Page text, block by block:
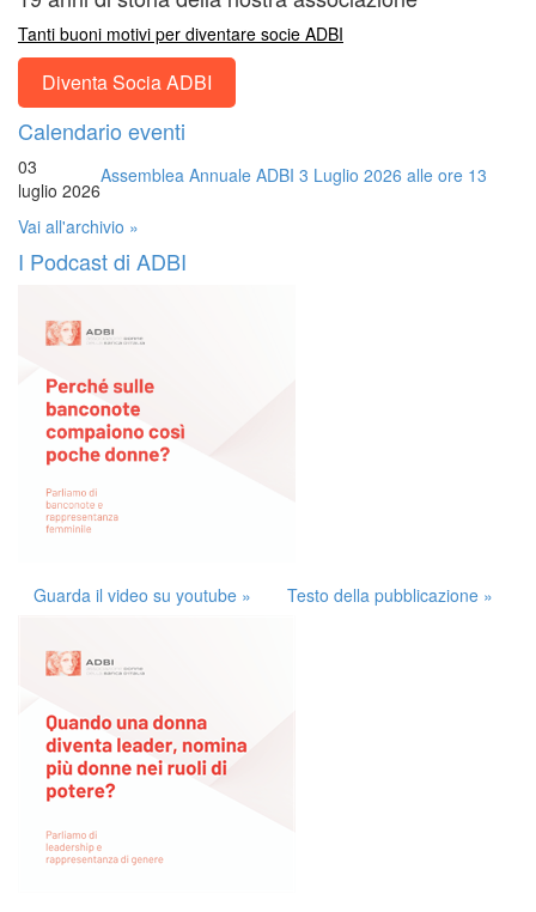
Tanti buoni motivi per diventare socie ADBI
Diventa Socia ADBI
Calendario eventi
03
luglio 2026
Assemblea Annuale ADBI 3 Luglio 2026 alle ore 13
Vai all'archivio »
I Podcast di ADBI
Guarda il video su youtube » Testo della pubblicazione »